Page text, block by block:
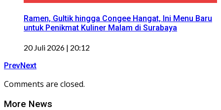
Ramen, Gultik hingga Congee Hangat, Ini Menu Baru
untuk Penikmat Kuliner Malam di Surabaya
20 Juli 2026 | 20:12
PrevNext
Comments are closed.
More News